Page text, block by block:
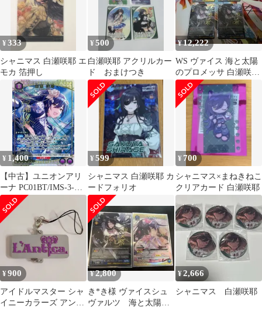
¥333
シャニマス 白瀬咲耶 エ
モカ 箔押し
¥500
白瀬咲耶 アクリルカー
ド おまけつき
¥12,222
WS ヴァイス 海と太陽
のプロメッサ 白瀬咲耶
SP
¥ 1,400
【中古】ユニオンアリ
ーナ PC01BT/IMS-3-
023[PcSR★]：(キラ)白
瀬 咲耶(アイドル金箔
押しサイン入り)
¥599
シャニマス 白瀬咲耶 カ
ードフォリオ
¥ 700
シャニマス×まねきねこ
クリアカード 白瀬咲耶
¥900
アイドルマスター シャ
イニーカラーズ アンテ
¥2,800
き*き様 ヴァイスシュ
ヴァルツ 海と太陽の
¥2,666
シャニマス 白瀬咲耶